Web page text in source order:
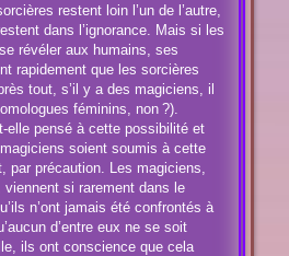
restent loin l’un de l’autre,
dans l’ignorance. Mais si les
révéler aux humains, ses
rapidement que les sorcières
tout, s’il y a des magiciens, il
féminins, non ?).
elle pensé à cette possibilité et
soient soumis à cette
par précaution. Les magiciens,
viennent si rarement dans le
n’ont jamais été confrontés à
d’entre eux ne se soit
ils ont conscience que cela